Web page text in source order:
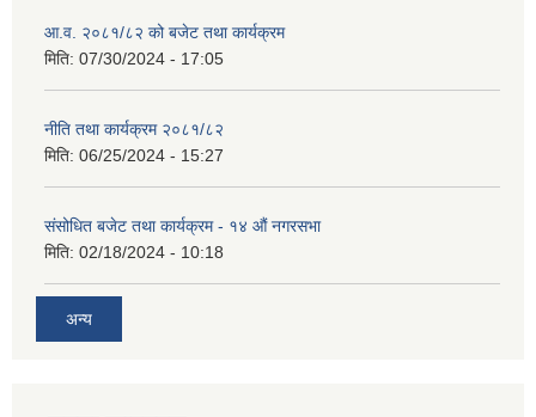
आ.व. २०८१/८२ को बजेट तथा कार्यक्रम
मिति: 07/30/2024 - 17:05
नीति तथा कार्यक्रम २०८१/८२
मिति: 06/25/2024 - 15:27
संसोधित बजेट तथा कार्यक्रम - १४ औं नगरसभा
मिति: 02/18/2024 - 10:18
अन्य